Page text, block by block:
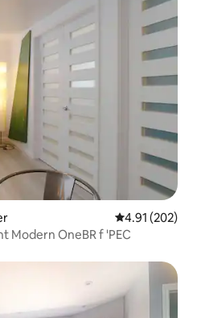
Rating medju
4.91 (202)
Modern OneBR f 'PEC
klijenti